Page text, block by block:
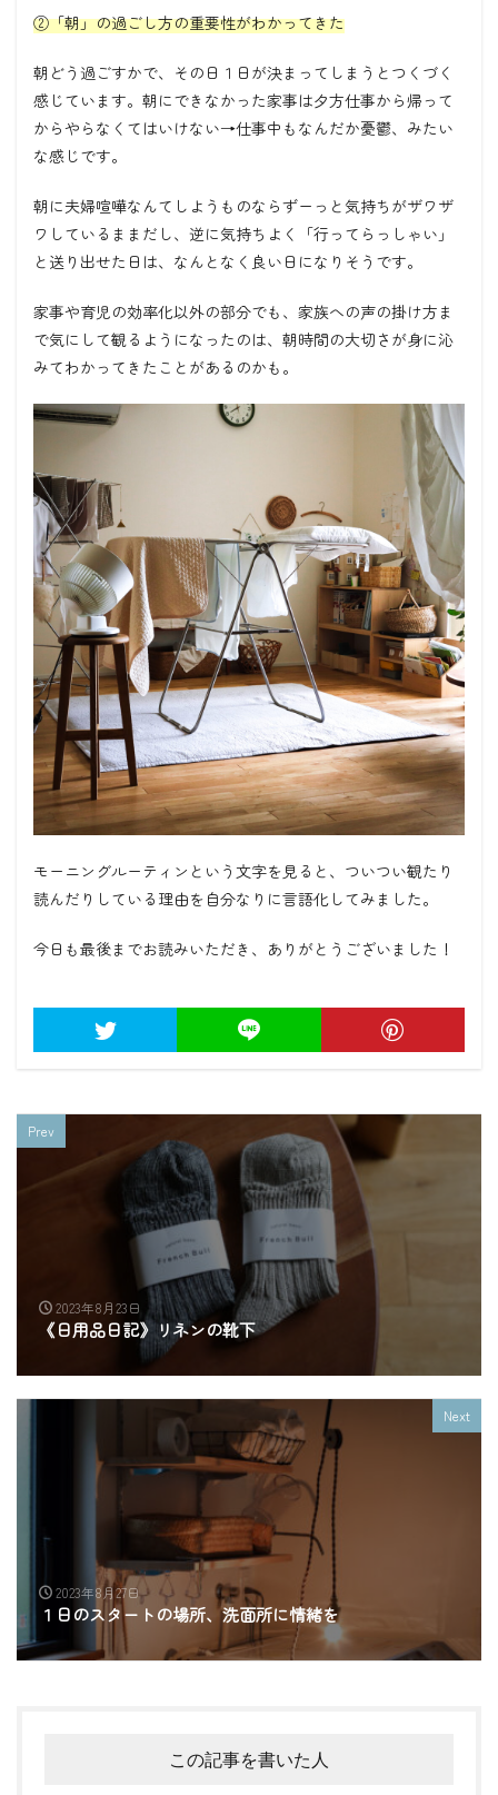
②「朝」の過ごし方の重要性がわかってきた
朝どう過ごすかで、その日１日が決まってしまうとつくづく
感じています。朝にできなかった家事は夕方仕事から帰って
からやらなくてはいけない→仕事中もなんだか憂鬱、みたい
な感じです。
朝に夫婦喧嘩なんてしようものならずーっと気持ちがザワザ
ワしているままだし、逆に気持ちよく「行ってらっしゃい」
と送り出せた日は、なんとなく良い日になりそうです。
家事や育児の効率化以外の部分でも、家族への声の掛け方ま
で気にして観るようになったのは、朝時間の大切さが身に沁
みてわかってきたことがあるのかも。
モーニングルーティンという文字を見ると、ついつい観たり
読んだりしている理由を自分なりに言語化してみました。
今日も最後までお読みいただき、ありがとうございました！
Prev
2023年8月23日
《日用品日記》リネンの靴下
Next
2023年8月27日
１日のスタートの場所、洗面所に情緒を
この記事を書いた人